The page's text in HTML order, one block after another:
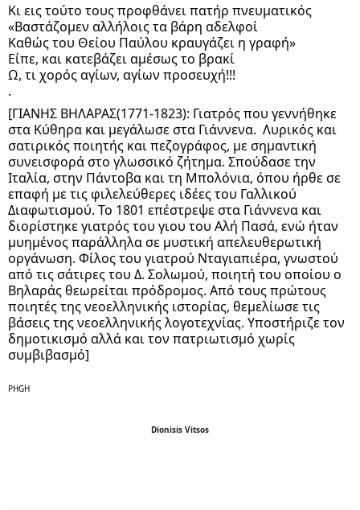
Κι εις τούτο τους προφθάνει πατήρ πνευματικός
«Βαστάζομεν αλλήλοις τα βάρη αδελφοί
Καθώς του Θείου Παύλου κραυγάζει η γραφή»
Είπε, και κατεβάζει αμέσως το βρακί
Ω, τι χορός αγίων, αγίων προσευχή!!!
.
[ΓΙΑΝΗΣ ΒΗΛΑΡΑΣ(1771-1823): Γιατρός που γεννήθηκε
στα Κύθηρα και μεγάλωσε στα Γιάννενα.  Λυρικός και
σατιρικός ποιητής και πεζογράφος, με σημαντική
συνεισφορά στο γλωσσικό ζήτημα. Σπούδασε την
Ιταλία, στην Πάντοβα και τη Μπολόνια, όπου ήρθε σε
επαφή με τις φιλελεύθερες ιδέες του Γαλλικού
Διαφωτισμού. Το 1801 επέστρεψε στα Γιάννενα και
διορίστηκε γιατρός του γιου του Αλή Πασά, ενώ ήταν
μυημένος παράλληλα σε μυστική απελευθερωτική
οργάνωση. Φίλος του γιατρού Νταγιαπιέρα, γνωστού
από τις σάτιρες του Δ. Σολωμού, ποιητή του οποίου ο
Βηλαράς θεωρείται πρόδρομος. Από τους πρώτους
ποιητές της νεοελληνικής ιστορίας, θεμελίωσε τις
βάσεις της νεοελληνικής λογοτεχνίας. Υποστήριζε τον
δημοτικισμό αλλά και τον πατριωτισμό χωρίς
συμβιβασμό]
PHGH
Dionisis Vitsos